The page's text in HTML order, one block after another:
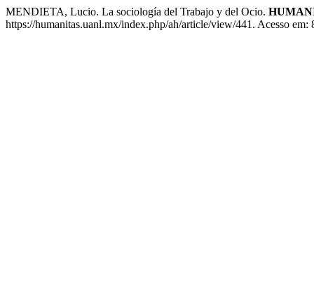
MENDIETA, Lucio. La sociología del Trabajo y del Ocio.
https://humanitas.uanl.mx/index.php/ah/article/view/441. Acesso em: